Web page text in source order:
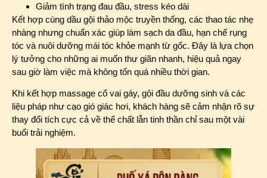
Giảm tình trạng đau đầu, stress kéo dài
Kết hợp cùng dầu gội thảo mộc truyền thống, các thao tác nhẹ
nhàng nhưng chuẩn xác giúp làm sạch da đầu, hạn chế rụng
tóc và nuôi dưỡng mái tóc khỏe mạnh từ gốc. Đây là lựa chọn
lý tưởng cho những ai muốn thư giãn nhanh, hiệu quả ngay
sau giờ làm việc mà không tốn quá nhiều thời gian.
Khi kết hợp massage cổ vai gáy, gội đầu dưỡng sinh và các
liệu pháp như cạo gió giác hơi, khách hàng sẽ cảm nhận rõ sự
thay đổi tích cực cả về thể chất lẫn tinh thần chỉ sau một vài
buổi trải nghiệm.